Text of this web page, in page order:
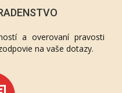
a overovaní pravosti
na vaše dotazy.